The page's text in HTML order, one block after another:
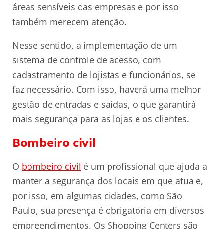
áreas sensíveis das empresas e por isso
também merecem atenção.
Nesse sentido, a implementação de um
sistema de controle de acesso, com
cadastramento de lojistas e funcionários, se
faz necessário. Com isso, haverá uma melhor
gestão de entradas e saídas, o que garantirá
mais segurança para as lojas e os clientes.
Bombeiro civil
O bombeiro civil é um profissional que ajuda a
manter a segurança dos locais em que atua e,
por isso, em algumas cidades, como São
Paulo, sua presença é obrigatória em diversos
empreendimentos. Os Shopping Centers são